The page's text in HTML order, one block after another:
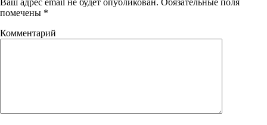
помечены *
Комментарий